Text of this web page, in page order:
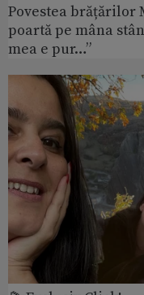
Povestea brățărilor
poartă pe mâna
mea e pur…”